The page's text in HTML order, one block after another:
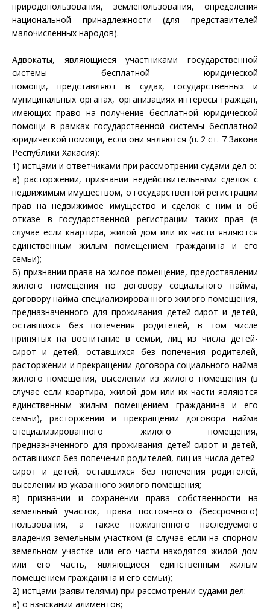
природопользования, землепользования, определения
национальной принадлежности (для представителей
малочисленных народов).
Адвокаты, являющиеся участниками государственной
системы бесплатной юридической
помощи, представляют в судах, государственных и
муниципальных органах, организациях интересы граждан,
имеющих право на получение бесплатной юридической
помощи в рамках государственной системы бесплатной
юридической помощи, если они являются (п. 2 ст. 7 Закона
Республики Хакасия):
1) истцами и ответчиками при рассмотрении судами дел о:
а) расторжении, признании недействительными сделок с
недвижимым имуществом, о государственной регистрации
прав на недвижимое имущество и сделок с ним и об
отказе в государственной регистрации таких прав (в
случае если квартира, жилой дом или их части являются
единственным жилым помещением гражданина и его
семьи);
б) признании права на жилое помещение, предоставлении
жилого помещения по договору социального найма,
договору найма специализированного жилого помещения,
предназначенного для проживания детей-сирот и детей,
оставшихся без попечения родителей, в том числе
принятых на воспитание в семьи, лиц из числа детей-
сирот и детей, оставшихся без попечения родителей,
расторжении и прекращении договора социального найма
жилого помещения, выселении из жилого помещения (в
случае если квартира, жилой дом или их части являются
единственным жилым помещением гражданина и его
семьи), расторжении и прекращении договора найма
специализированного жилого помещения,
предназначенного для проживания детей-сирот и детей,
оставшихся без попечения родителей, лиц из числа детей-
сирот и детей, оставшихся без попечения родителей,
выселении из указанного жилого помещения;
в) признании и сохранении права собственности на
земельный участок, права постоянного (бессрочного)
пользования, а также пожизненного наследуемого
владения земельным участком (в случае если на спорном
земельном участке или его части находятся жилой дом
или его часть, являющиеся единственным жилым
помещением гражданина и его семьи);
2) истцами (заявителями) при рассмотрении судами дел:
а) о взыскании алиментов;